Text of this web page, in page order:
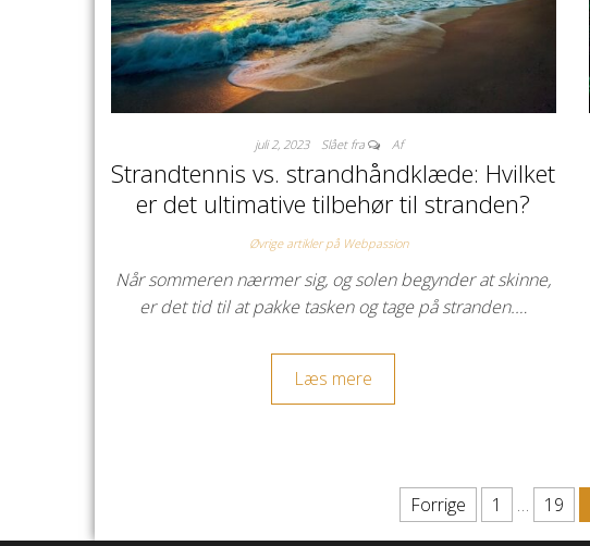
juli 2, 2023 Slået fra Af
Strandtennis vs. strandhåndklæde: Hvilket
er det ultimative tilbehør til stranden?
Øvrige artikler på Webpassion
Når sommeren nærmer sig, og solen begynder at skinne,
er det tid til at pakke tasken og tage på stranden.…
Læs mere
Forrige 1 … 19